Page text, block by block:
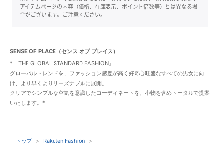
アイテムページの内容（価格、在庫表示、ポイント倍数等）とは異なる場
合がございます。ご注意ください。
SENSE OF PLACE（センス オブ プレイス）
*「THE GLOBAL STANDARD FASHION」
グローバルトレンドを、ファッション感度が高く好奇心旺盛なすべての男女に向
け、より早くよりリーズナブルに展開。
クリアでシンプルな空気を意識したコーディネートを、小物を含めトータルで提案
いたします。*
トップ
Rakuten Fashion